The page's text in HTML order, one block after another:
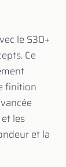
le S30+
Ce
finition
les
et la